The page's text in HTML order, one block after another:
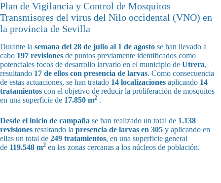
Plan de Vigilancia y Control de Mosquitos
Transmisores del virus del Nilo occidental (VNO) en
la provincia de Sevilla
Durante la semana del 28 de julio al 1 de agosto se han llevado a
cabo 197 revisiones de puntos previamente identificados como
potenciales focos de desarrollo larvario en el municipio de Utrera,
resultando 17 de ellos con presencia de larvas. Como consecuencia
de estas actuaciones, se han tratado 14 localizaciones aplicando 14
tratamientos con el objetivo de reducir la proliferación de mosquitos
en una superficie de 17.850 m2 .
Desde el inicio de campaña se han realizado un total de 1.138
revisiones resaltando la presencia de larvas en 305 y aplicando en
ellas un total de 249 tratamientos, en una superficie general
de 119.548 m2 en las zonas cercanas a los núcleos de población.